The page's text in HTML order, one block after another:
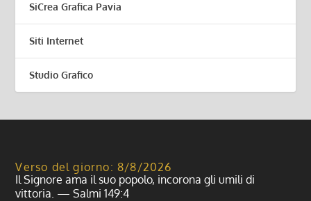
SiCrea Grafica Pavia
Siti Internet
Studio Grafico
Verso del giorno: 8/8/2026
Il Signore ama il suo popolo, incorona gli umili di
vittoria. — Salmi 149:4